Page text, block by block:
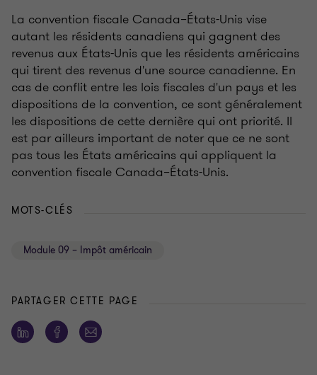
La convention fiscale Canada–États-Unis vise
autant les résidents canadiens qui gagnent des
revenus aux États-Unis que les résidents américains
qui tirent des revenus d'une source canadienne. En
cas de conflit entre les lois fiscales d'un pays et les
dispositions de la convention, ce sont généralement
les dispositions de cette dernière qui ont priorité. Il
est par ailleurs important de noter que ce ne sont
pas tous les États américains qui appliquent la
convention fiscale Canada–États-Unis.
MOTS-CLÉS
Module 09 – Impôt américain
PARTAGER CETTE PAGE